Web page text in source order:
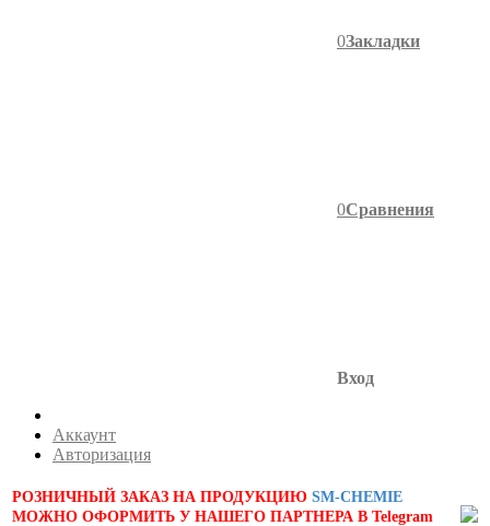
0Закладки
0Сравнения
Вход
Аккаунт
Авторизация
РОЗНИЧНЫЙ ЗАКАЗ НА ПРОДУКЦИЮ SM-CHEMIE
МОЖНО ОФОРМИТЬ У НАШЕГО ПАРТНЕРА В Telegram